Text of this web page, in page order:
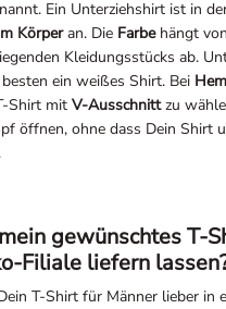
Ein Unterziehshirt ist in
Körperan. Die Farbehängt
Kleidungsstücks ab.
ein weißes Shirt. Bei
Shirt mit V-Ausschnittzu
öffnen, ohne dass Dein Shirt
gewünschtes T-
Filiale liefern
T-Shirt für Männer lieber in